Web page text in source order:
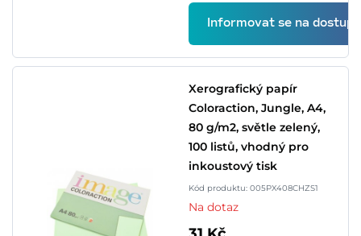
Informovat se na
Xerografický papír
Coloraction, Jungle, A4,
80 g/m2, světle zelený,
100 listů, vhodný pro
inkoustový tisk
Kód produktu: 005PX408CHZS1
Na dotaz